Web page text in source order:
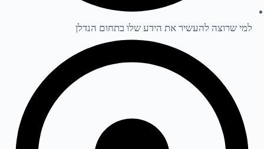
למי שרוצה להעשיר את הידע שלו בתחום הנדלן​